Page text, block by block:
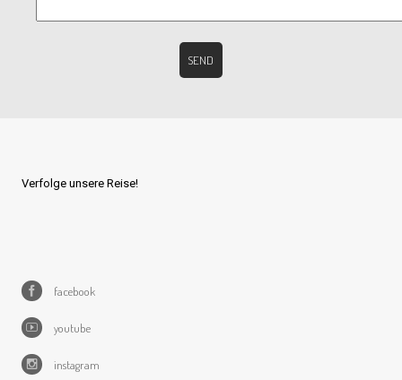
Verfolge unsere Reise!
facebook
youtube
instagram